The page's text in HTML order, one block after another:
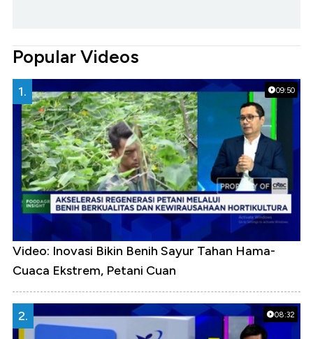
Popular Videos
09:50
1.
Video: Inovasi Bikin Benih Sayur Tahan Hama-
Cuaca Ekstrem, Petani Cuan
08:32
2.